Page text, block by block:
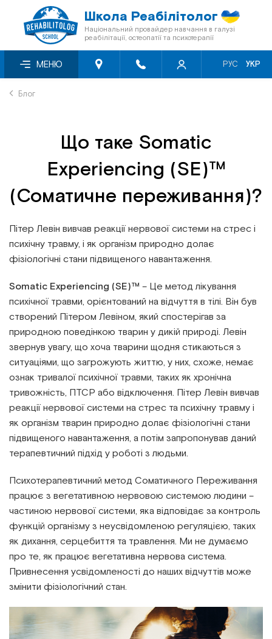
Школа Реабілітолог
Національний провайдер навчання в галузі
реабілітації, остеопатії та психотерапії
МЕНЮ РУС УКР
Блог
Що таке Somatic
Experiencing (SE)™
(Соматичне переживання)?
Пітер Левін вивчав реакції нервової системи на стрес і
психічну травму, і як організм природно долає
фізіологічні стани підвищеного навантаження.
Somatic Experiencing (SE)™ – Це метод лікування
психічної травми, орієнтований на відчуття в тілі. Він був
створений Пітером Левіном, який спостерігав за
природною поведінкою тварин у дикій природі. Левін
звернув увагу, що хоча тварини щодня стикаються з
ситуаціями, що загрожують життю, у них, схоже, немає
ознак тривалої психічної травми, таких як хронічна
тривожність, ПТСР або відключення. Пітер Левін вивчав
реакції нервової системи на стрес та психічну травму і
як організм тварин природно долає фізіологічні стани
підвищеного навантаження, а потім запропонував даний
терапевтичний підхід у роботі з людьми.
Психотерапевтичний метод Соматичного Переживання
працює з вегетативною нервовою системою людини –
частиною нервової системи, яка відповідає за контроль
функцій організму з неусвідомленою регуляцією, таких
як дихання, серцебиття та травлення. Ми не думаємо
про те, як працює вегетативна нервова система.
Привнесення усвідомленості до наших відчуттів може
змінити фізіологічний стан.
Про нас
Блог
Програма лояльності
Сертифікація
Інститут Апледжера
Інститут Барраля
FAQ
Семінари місяця зі знижкою -50%
Онлайн-семінари
Перелік заходів БПР
Мануальна терапія
Краніосакральна терапія
Прикладна кінезіологія
Кінезіотейпінг
Психологія, психотерапія
Масаж
Реабілітація
Естетична медицина
Остеопатичні маніпуляції по Барралю
Відеосемінари
Книги «Мультиметод»